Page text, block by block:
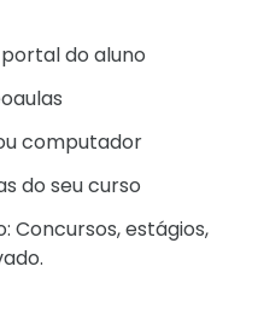
do aluno
computador
do seu curso
Concursos, estágios,